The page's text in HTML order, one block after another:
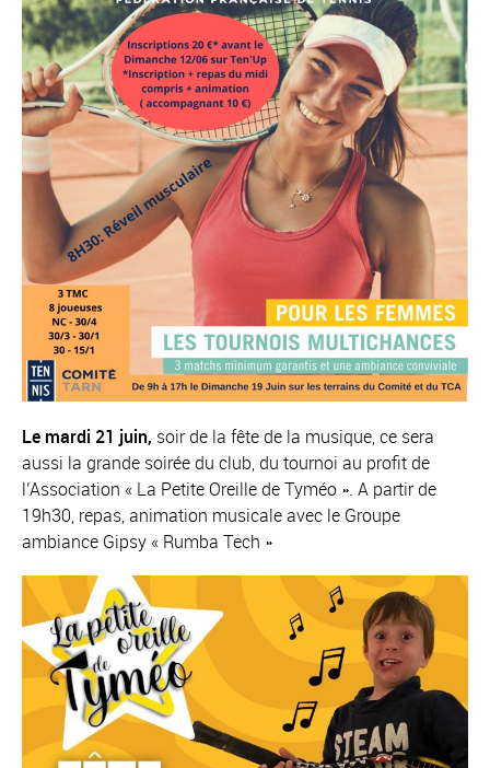
Le mardi 21 juin, soir de la fête de la musique, ce sera
aussi la grande soirée du club, du tournoi au profit de
l’Association « La Petite Oreille de Tyméo ». A partir de
19h30, repas, animation musicale avec le Groupe
ambiance Gipsy « Rumba Tech »